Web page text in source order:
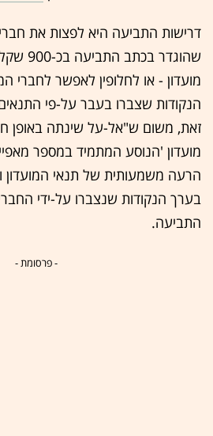
דרישות התביעה היא לפצות את
שהוגדר
מועדון - או לחלופין לאפשר לחברי
הנקודות שצברו בעבר על-פי
זאת, משום ש"אל-על שינתה באופן
מועדון 'הנוסע המתמיד במספר
הרעה משמעותית של תנאי המועדון
בערך הנקודות שנצברו על-ידי
התביעה.
- פרסומת -